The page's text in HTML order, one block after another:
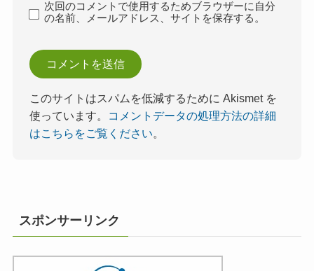
次回のコメントで使用するためブラウザーに自分
の名前、メールアドレス、サイトを保存する。
このサイトはスパムを低減するために Akismet を
使っています。
コメントデータの処理方法の詳細
はこちらをご覧ください。
スポンサーリンク